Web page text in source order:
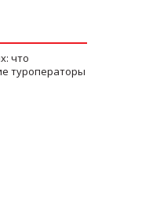
что
туроператоры